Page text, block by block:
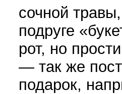
сочной
подруге
рот, но
— так же
подарок,